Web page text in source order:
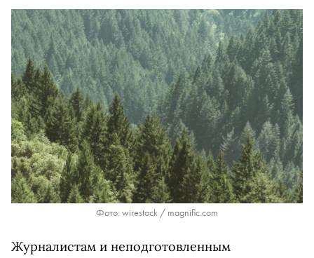
Фото: wirestock / magnific.com
Журналистам и неподготовленным